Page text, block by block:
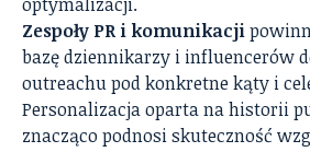
Zespoły PR i komunikacji
bazę dziennikarzy i influencerów
outreachu pod konkretne kąty i
Personalizacja oparta na historii
znacząco podnosi skuteczność